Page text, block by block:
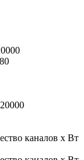
каналов х Вт